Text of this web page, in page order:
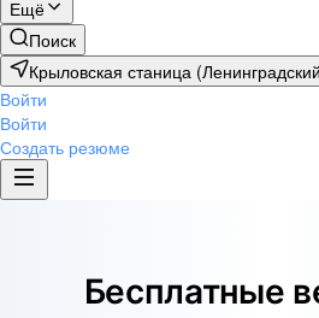
Ещё
Поиск
Крыловская станица
Войти
Войти
Создать резюме
Бесплатные